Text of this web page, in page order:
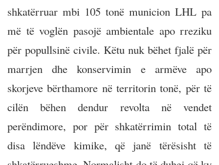
shkatërruar mbi 105 tonë municion LHL pa
më të voglën pasojë ambientale apo rreziku
për popullsinë civile. Këtu nuk bëhet fjalë për
marrjen dhe konservimin e armëve apo
skorjeve bërthamore në territorin tonë, për të
cilën bëhen dendur revolta në vendet
perëndimore, por për shkatërrimin total të
disa lëndëve kimike, që janë tërësisht të